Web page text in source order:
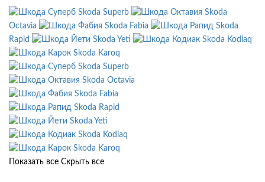
Skoda Superb
Skoda
Octavia
Skoda Fabia
Skoda
Rapid
Skoda Yeti
Skoda Kodiaq
Skoda Karoq
Skoda Superb
Skoda Octavia
Skoda Fabia
Skoda Rapid
Skoda Yeti
Skoda Kodiaq
Skoda Karoq
Показать все Скрыть все